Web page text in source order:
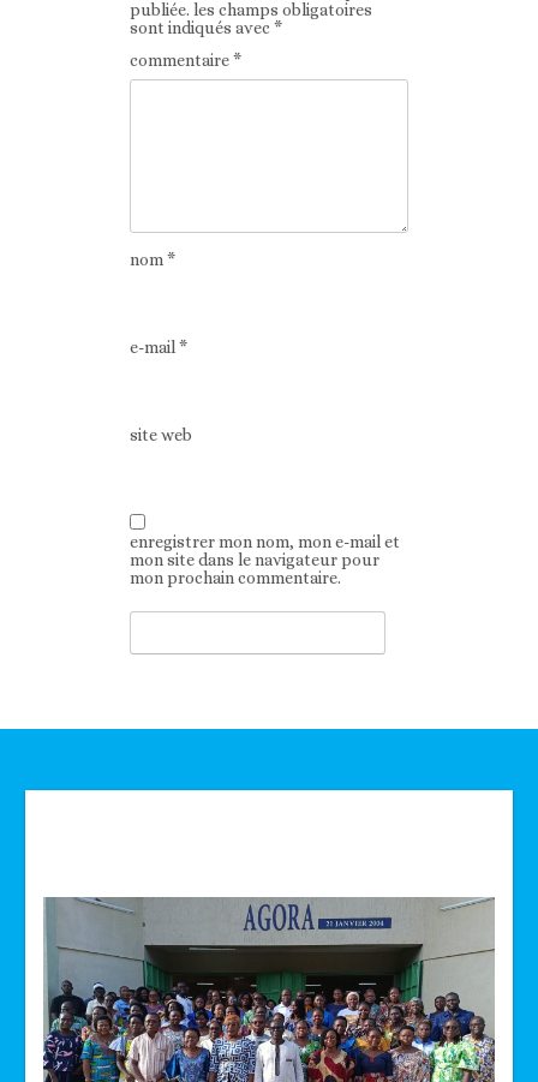
publiée. les champs obligatoires
sont indiqués avec*
commentaire*
nom*
e-mail*
site web
enregistrer mon nom, mon e-mail et
mon site dans le navigateur pour
mon prochain commentaire.